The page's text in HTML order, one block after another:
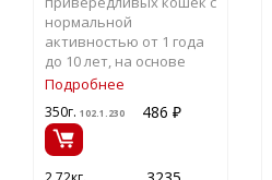
нормальной
активностью от 1 года
до 10 лет, на основе
Курицы
Подробнее
350г. 102.1.230 486 ₽